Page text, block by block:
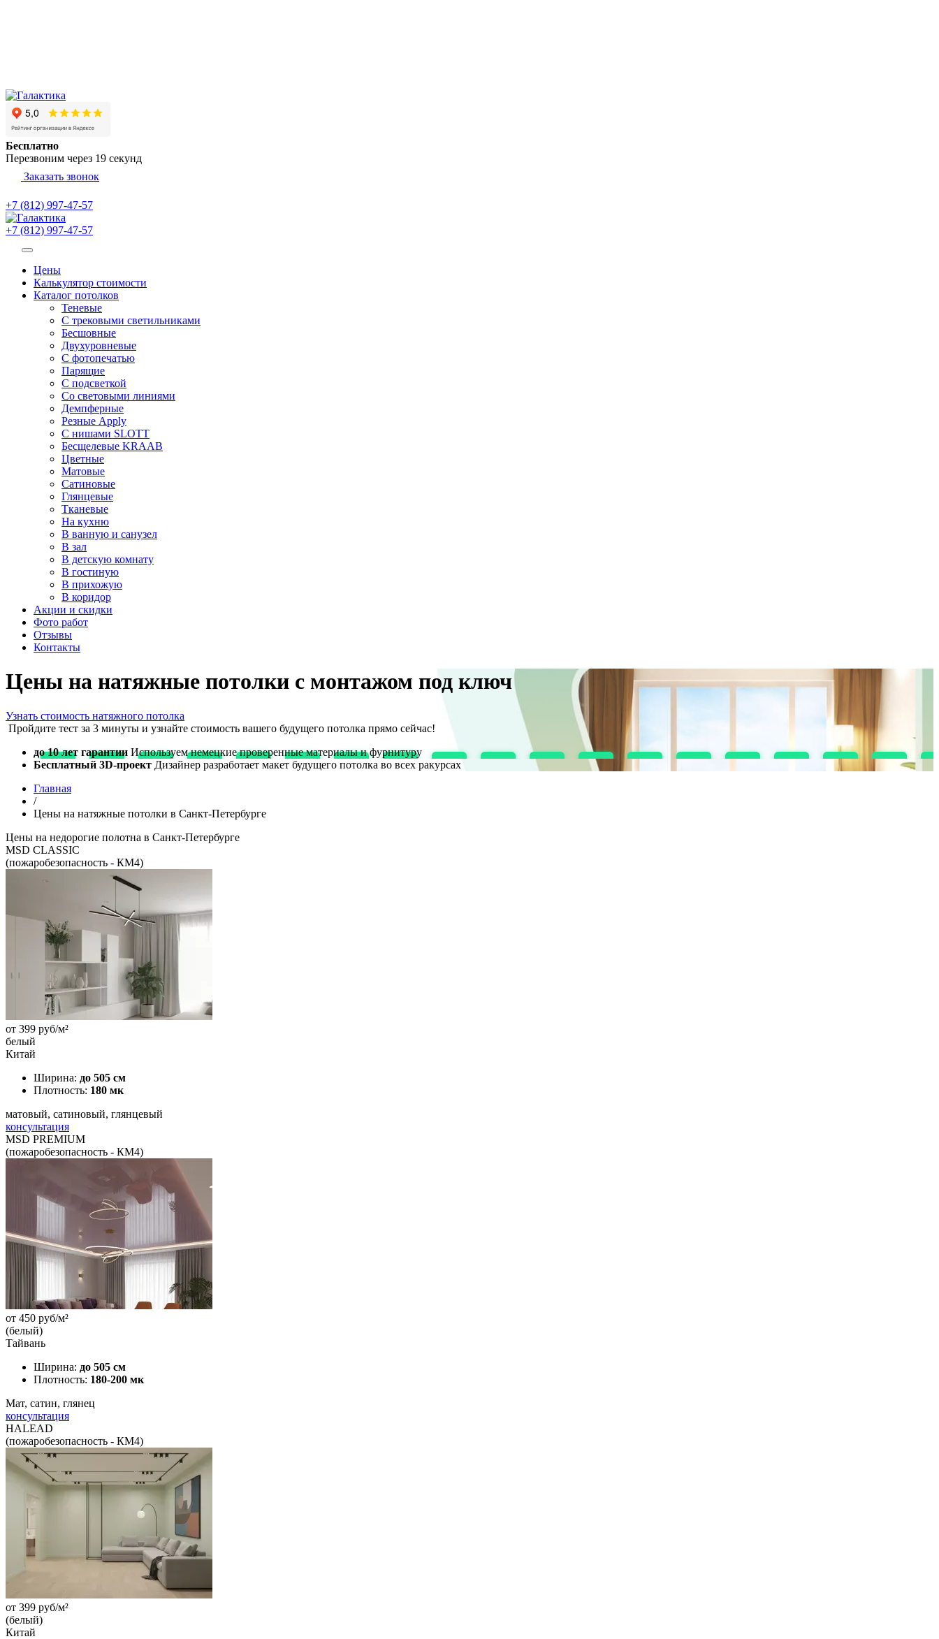
Бесплатно
Перезвоним через 19 секунд
Заказать звонок
+7 (812) 997-47-57
+7 (812) 997-47-57
Цены
Калькулятор стоимости
Каталог потолков
Теневые
С трековыми светильниками
Бесшовные
Двухуровневые
С фотопечатью
Парящие
С подсветкой
Со световыми линиями
Демпферные
Резные Apply
С нишами SLOTT
Бесщелевые KRAAB
Цветные
Матовые
Сатиновые
Глянцевые
Тканевые
На кухню
В ванную и санузел
В зал
В детскую комнату
В гостиную
В прихожую
В коридор
Акции и скидки
Фото работ
Отзывы
Контакты
Цены на натяжные потолки с монтажом под ключ
Узнать стоимость натяжного потолка
Пройдите тест за 3 минуты и узнайте стоимость вашего будущего потолка прямо сейчас!
до 10 лет гарантии Используем немецкие проверенные материалы и фурнитуру
Бесплатный 3D-проект Дизайнер разработает макет будущего потолка во всех ракурсах
Главная
/
Цены на натяжные потолки в Санкт-Петербурге
Цены на недорогие полотна в Санкт-Петербурге
MSD CLASSIC
(пожаробезопасность - КМ4)
от 399 руб/м²
белый
Китай
Ширина: до 505 см
Плотность: 180 мк
матовый, сатиновый, глянцевый
консультация
MSD PREMIUM
(пожаробезопасность - КМ4)
от 450 руб/м²
(белый)
Тайвань
Ширина: до 505 см
Плотность: 180-200 мк
Мат, сатин, глянец
консультация
HALEAD
(пожаробезопасность - КМ4)
от 399 руб/м²
(белый)
Китай